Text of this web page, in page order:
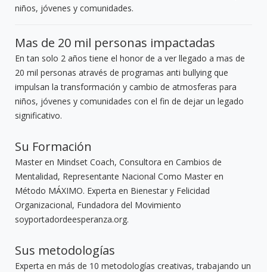
niños, jóvenes y comunidades.
Mas de 20 mil personas impactadas
En tan solo 2 años tiene el honor de a ver llegado a mas de
20 mil personas através de programas anti bullying que
impulsan la transformación y cambio de atmosferas para
niños, jóvenes y comunidades con el fin de dejar un legado
significativo.
Su Formación
Master en Mindset Coach, Consultora en Cambios de
Mentalidad, Representante Nacional Como Master en
Método MÁXIMO. Experta en Bienestar y Felicidad
Organizacional, Fundadora del Movimiento
soyportadordeesperanza.org.
Sus metodologías
Experta en más de 10 metodologías creativas, trabajando un